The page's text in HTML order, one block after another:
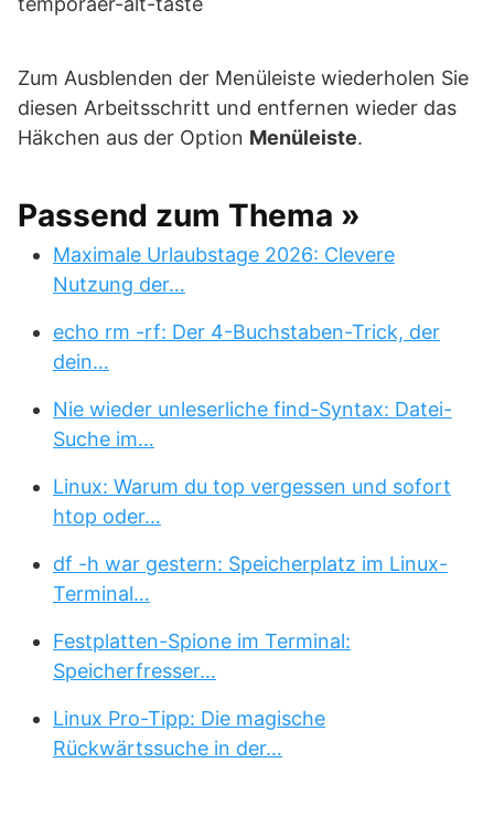
Zum Ausblenden der Menüleiste wiederholen Sie
diesen Arbeitsschritt und entfernen wieder das
Häkchen aus der Option Menüleiste.
Passend zum Thema »
Maximale Urlaubstage 2026: Clevere
Nutzung der…
echo rm -rf: Der 4-Buchstaben-Trick, der
dein…
Nie wieder unleserliche find-Syntax: Datei-
Suche im…
Linux: Warum du top vergessen und sofort
htop oder…
df -h war gestern: Speicherplatz im Linux-
Terminal…
Festplatten-Spione im Terminal:
Speicherfresser…
Linux Pro-Tipp: Die magische
Rückwärtssuche in der…